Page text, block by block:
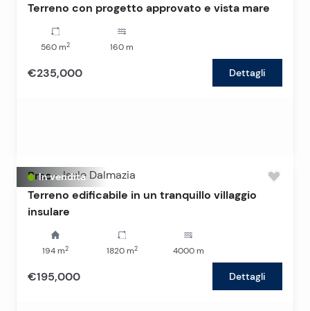
Terreno con progetto approvato e vista mare
560 m2 160 m
€235,000 Dettagli
In vendita
Brac - Isole Dalmazia
Terreno edificabile in un tranquillo villaggio
insulare
194 m2 1820m2 4000m
€195,000 Dettagli